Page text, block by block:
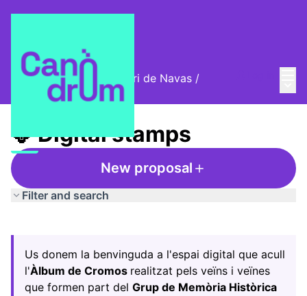
Cromos digitals del barri de Navas /
🦊 Digital stamps
🦊 Digital stamps
New proposal
Filter and search
−
Us donem la benvinguda a l'espai digital que acull
l'Àlbum de Cromos realitzat pels veïns i veïnes
que formen part del Grup de Memòria Històrica